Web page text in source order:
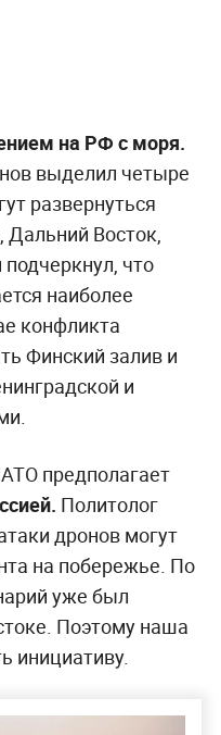
на РФ с моря.
выделил четыре
развернуться
Дальний Восток,
что
наиболее
конфликта
Финский залив и
и
предполагает
Политолог
дронов могут
на побережье. По
уже был
Поэтому наша
инициативу.